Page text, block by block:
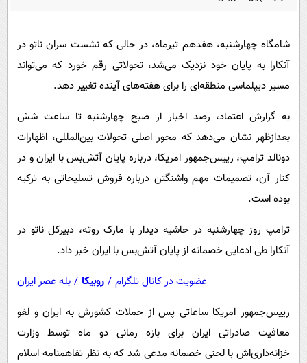
حوادث
سلامت
فرهنگی
بین الملل
حیات وحش
دانلود
شامگاه چهارشنبه، هفدهم تیرماه، در حالی که نشست سران ناتو در
آنکارا به پایان خود نزدیک می‌شد، تحولاتی رقم خورد که می‌تواند
مسیر دیپلماسی منطقه‌ای را برای هفته‌های آینده تغییر دهد.
به گزارش اعتماد، رصد اخبار از صبح چهارشنبه تا ساعت شش
بعدازظهر نشان می‌دهد که محور اصلی تحولات بین‌المللی، اظهارات
دونالد ترامپ، رییس‌جمهور امریکا، درباره پایان آتش‌بس با ایران و در
کنار آن، تصمیمات مهم واشنگتن درباره فروش تسلیحاتی به ترکیه
بوده است.
ترامپ روز چهارشنبه در حاشیه دیدار با مارک روته، دبیرکل ناتو در
آنکارا طی ادعایی خصمانه از پایان آتش‌بس با ایران خبر داد.
عضویت در کانال تلگرام / روبیکا / بله عصر ایران
رییس‌جمهور امریکا ساعاتی پس از حملات کشورش به ایران و لغو
معافیت صادراتی ایران برای بازه زمانی دو ماه توسط وزارت
خزانه‌داری‌اش با لحنی خصمانه مدعی شد که به نظر تفاهمنامه اسلام